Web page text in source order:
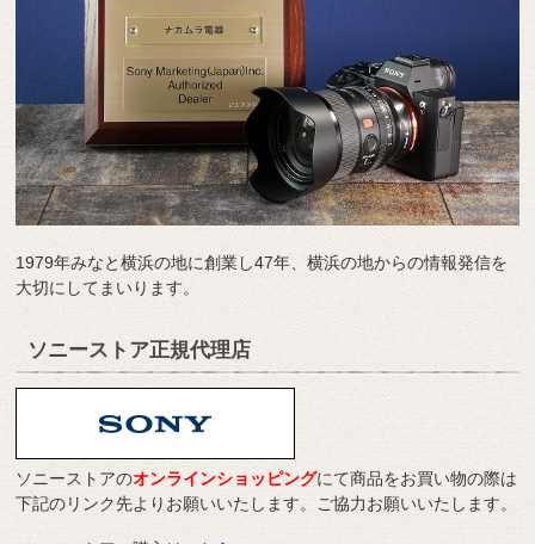
1979年みなと横浜の地に創業し47年、横浜の地からの情報発信を
大切にしてまいります。
ソニーストア正規代理店
ソニーストアのオンラインショッピングにて商品をお買い物の際は
下記のリンク先よりお願いいたします。ご協力お願いいたします。